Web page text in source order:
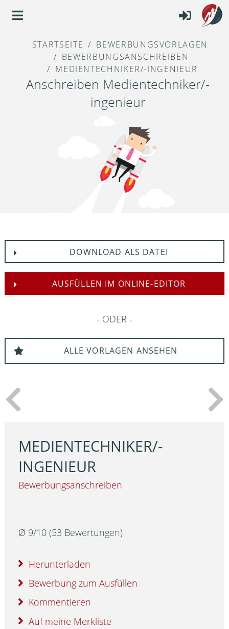
STARTSEITE
BEWERBUNGSVORLAGEN
BEWERBUNGSANSCHREIBEN
MEDIENTECHNIKER/-INGENIEUR
Anschreiben Medientechniker/-
ingenieur
DOWNLOAD ALS DATEI
AUSFÜLLEN IM ONLINE-EDITOR
ODER
ALLE VORLAGEN ANSEHEN
MEDIENTECHNIKER/-
INGENIEUR
Bewerbungsanschreiben
Ø 9/10 (53 Bewertungen)
Herunterladen
Bewerbung zum Ausfüllen
Kommentieren
Auf meine Merkliste